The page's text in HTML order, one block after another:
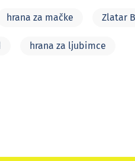
hrana za mačke Zlatar
hrana za ljubimce